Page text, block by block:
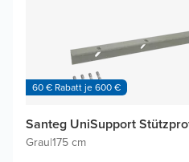
60 € Rabatt je 600 €
Santeg UniSupport
Grau|175 cm